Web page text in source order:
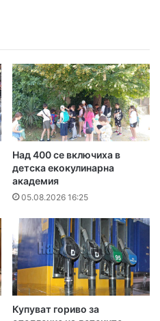
Над 400 се включиха в
детска екокулинарна
академия
05.08.2026 16:25
Купуват гориво за